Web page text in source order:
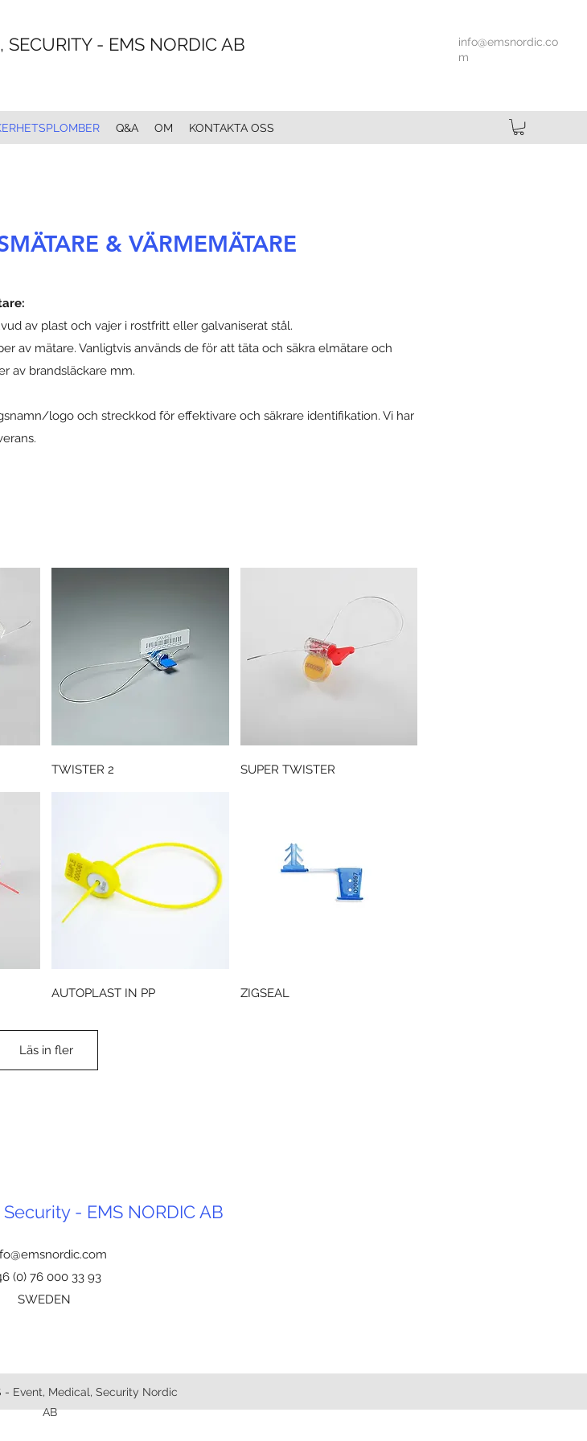
SECURITY - EMS NORDIC AB
info@emsnordic.co
m
Q&A OM KONTAKTA OSS
& VÄRMEMÄTARE
av plast och vajer i rostfritt eller galvaniserat stål.
av mätare. Vanligtvis används de för att täta och säkra elmätare och
av brandsläckare mm.
logo och streckkod för effektivare och säkrare identifikation. Vi har
Snabbvisning
TWISTER 2 Snabbvisning
SUPER TWISTER
Snabbvisning
AUTOPLAST IN PP Snabbvisning
ZIGSEAL
Läs in fler
- EMS NORDIC AB
SWEDEN
(0) 76 000 33 93
Event, Medical, Security Nordic
AB